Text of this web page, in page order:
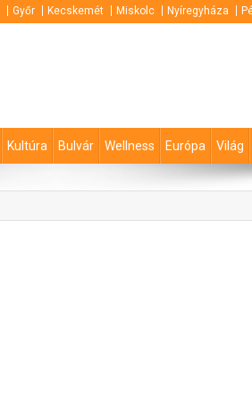
Győr Kecskemét Miskolc Nyíregyháza
Kultúra Bulvár Wellness Európa Világ